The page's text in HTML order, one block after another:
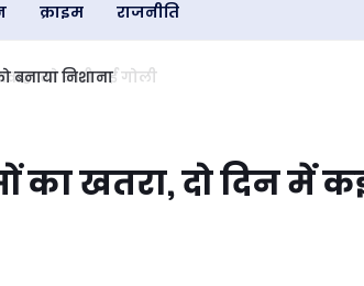
क्राइम राजनीति
निशाना
का खतरा, दो दिन में